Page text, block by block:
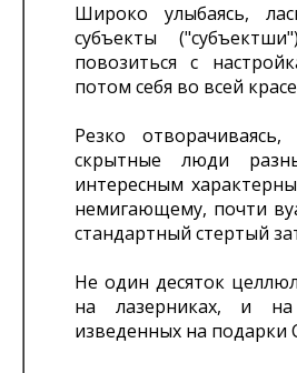
Широко улыбаясь,
субъекты
повозиться с
потом себя во всей
Резко
скрытные люди
интересным
немигающему, почти
стандартный стертый
Не один десяток
на лазерниках, и
изведенных на подарки